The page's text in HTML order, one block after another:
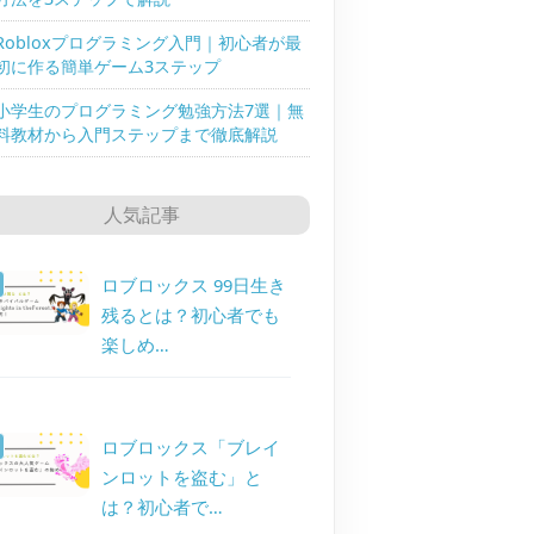
プログラミング入門｜初心者が最
に作る簡単ゲーム3ステップ
学生のプログラミング勉強方法7選｜無
教材から入門ステップまで徹底解説
人気記事
ロブロックス 99日生き
残るとは？初心者でも
楽しめ…
ロブロックス「ブレイ
ンロットを盗む」と
は？初心者で…